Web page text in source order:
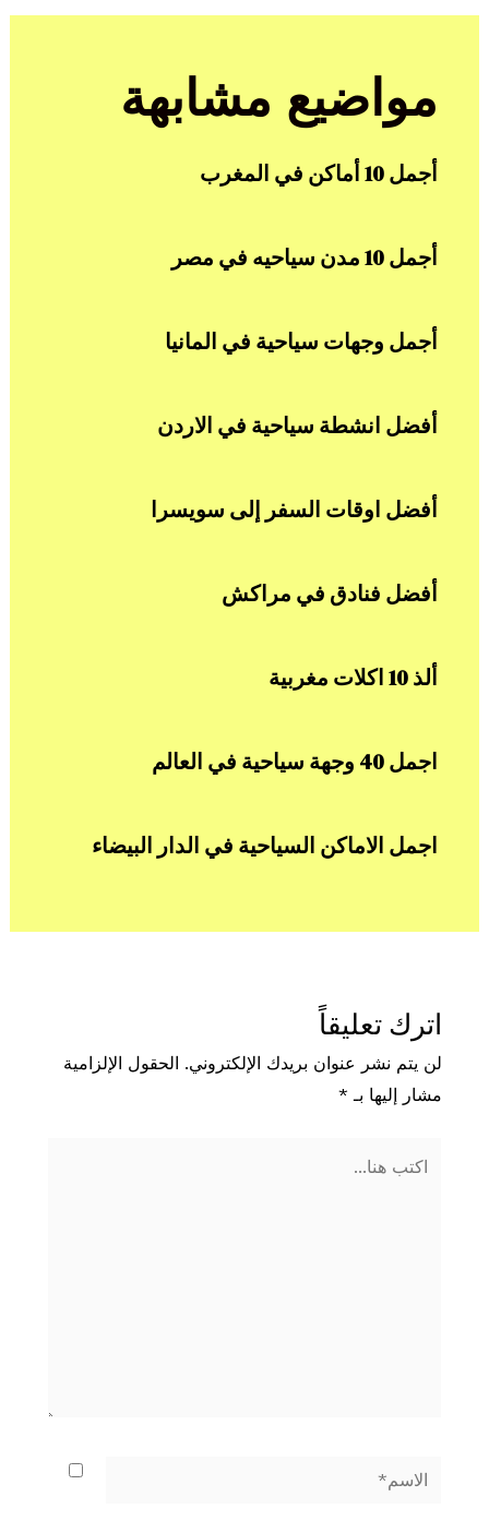
مواضيع مشابهة
أجمل 10 أماكن في المغرب
أجمل 10 مدن سياحيه في مصر
أجمل وجهات سياحية في المانيا
أفضل انشطة سياحية في الاردن
أفضل اوقات السفر إلى سويسرا
أفضل فنادق في مراكش
ألذ 10 اكلات مغربية
اجمل 40 وجهة سياحية في العالم
اجمل الاماكن السياحية في الدار البيضاء
اترك تعليقاً
لن يتم نشر عنوان بريدك الإلكتروني. الحقول الإلزامية
مشار إليها بـ *
الاسم*